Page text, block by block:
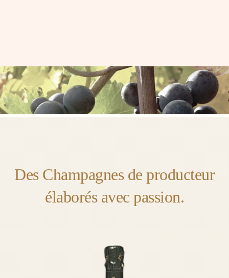
Des Champagnes de producteur
élaborés avec passion.